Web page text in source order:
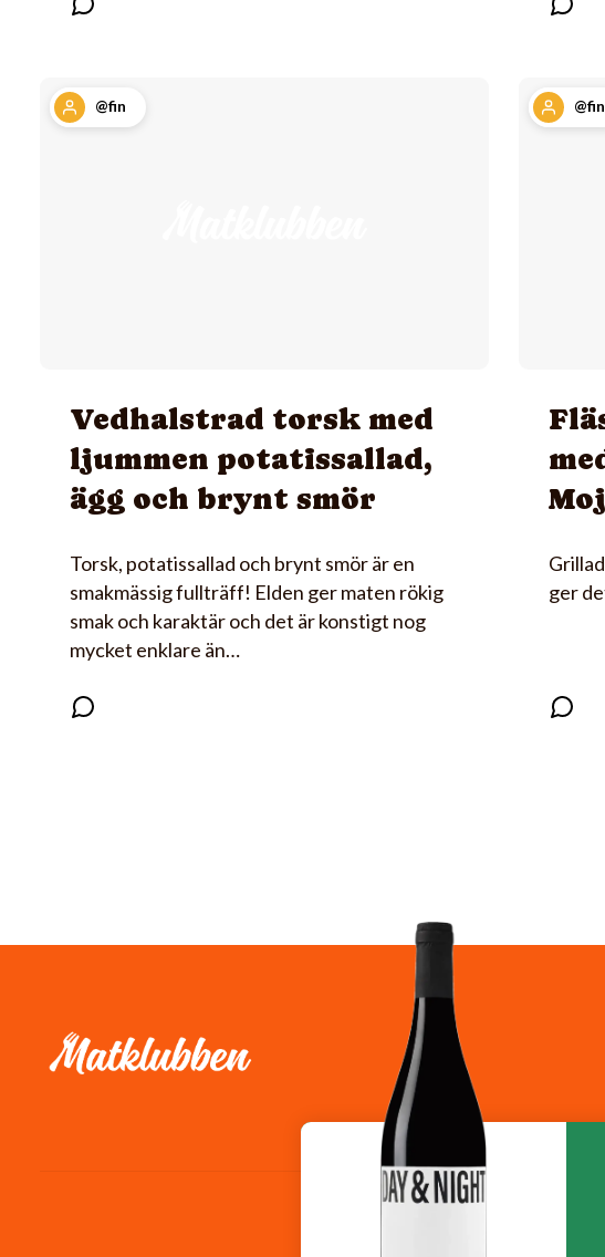
@fin
Vedhalstrad torsk med
ljummen potatissallad,
ägg och brynt smör
Torsk, potatissallad och brynt smör är en
smakmässig fullträff! Elden ger maten rökig
smak och karaktär och det är konstigt nog
mycket enklare än…
@fin
ger